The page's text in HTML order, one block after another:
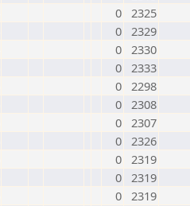
0 2325
0 2329
0 2330
0 2333
0 2298
0 2308
0 2307
0 2326
0 2319
0 2319
0 2319